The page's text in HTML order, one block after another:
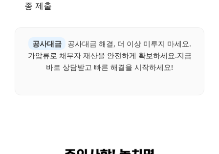
종 제출
공사대금
공사대금 해결, 더 이상 미루지 마세요.
가압류로 채무자 재산을 안전하게 확보하세요.지금
바로 상담받고 빠른 해결을 시작하세요!